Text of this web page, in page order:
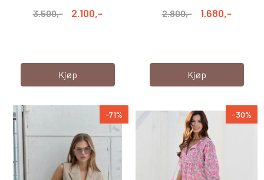
3.500,- 2.100,-
Kjøp
2.800,- 1.680,-
Kjøp
-71% -30%